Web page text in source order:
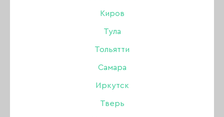
Киров
Тула
Тольятти
Самара
Иркутск
Тверь
В наличии в магазинах